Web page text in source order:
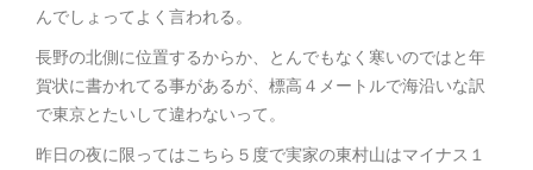
んでしょってよく言われる。
長野の北側に位置するからか、とんでもなく寒いのではと年
賀状に書かれてる事があるが、標高４メートルで海沿いな訳
で東京とたいして違わないって。
昨日の夜に限ってはこちら５度で実家の東村山はマイナス１